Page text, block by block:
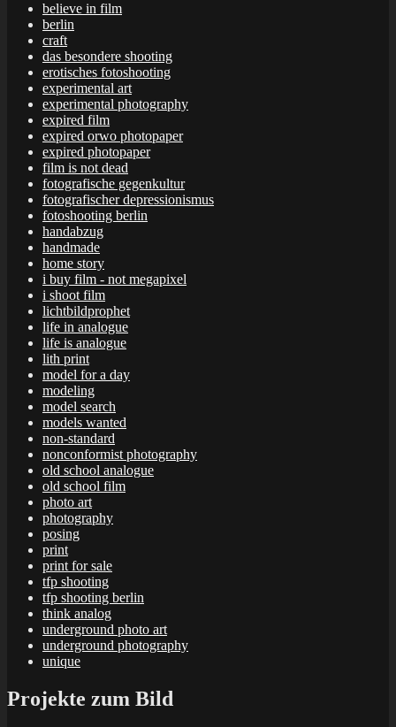
believe in film
berlin
craft
das besondere shooting
erotisches fotoshooting
experimental art
experimental photography
expired film
expired orwo photopaper
expired photopaper
film is not dead
fotografische gegenkultur
fotografischer depressionismus
fotoshooting berlin
handabzug
handmade
home story
i buy film - not megapixel
i shoot film
lichtbildprophet
life in analogue
life is analogue
lith print
model for a day
modeling
model search
models wanted
non-standard
nonconformist photography
old school analogue
old school film
photo art
photography
posing
print
print for sale
tfp shooting
tfp shooting berlin
think analog
underground photo art
underground photography
unique
Projekte zum Bild